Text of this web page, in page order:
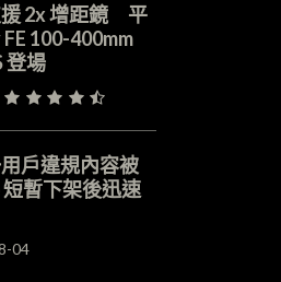
援 2x 增距鏡 平
100-400mm
登場
戶違規內容被
暫下架後迅速
04